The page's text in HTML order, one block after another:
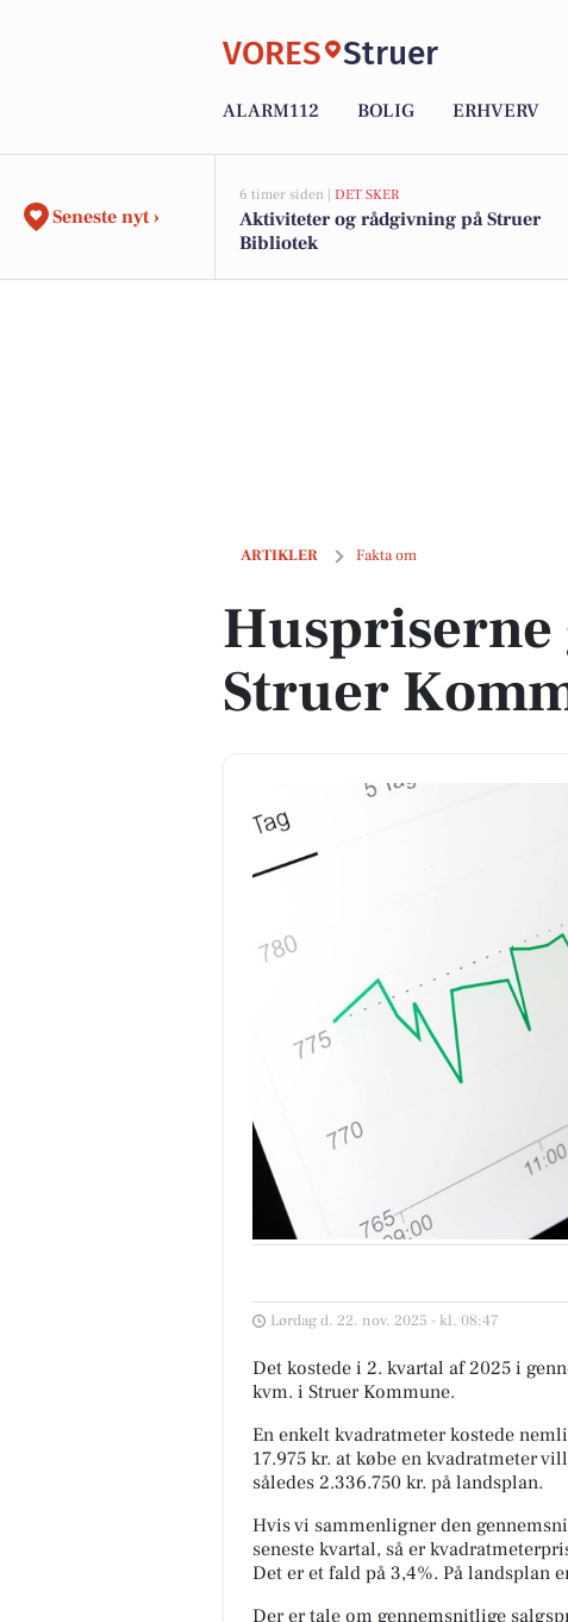
VORES Struer
ALARM112 BOLIG ERHVERV
Seneste nyt ›
6 timer siden | DET SKER
Aktiviteter og rådgivning på Struer
Bibliotek
ARTIKLER Fakta om
Huspriserne går ned i Struer Kommune
Huspriserne
Struer
Lørdag d. 22. nov. 2025 - kl. 08:47
Det kostede i 2. kvartal af 2025 i
kvm. i Struer Kommune.
En enkelt kvadratmeter kostede
17.975 kr. at købe en kvadratmeter
således 2.336.750 kr. på landsplan.
Hvis vi sammenligner den
seneste kvartal, så er
Det er et fald på 3,4%. På landsplan
Der er tale om gennemsnitlige